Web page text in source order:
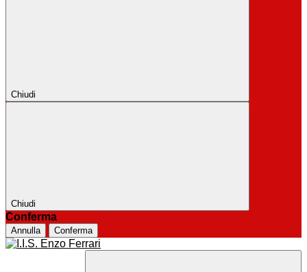
Chiudi
Chiudi
Conferma
Annulla Conferma